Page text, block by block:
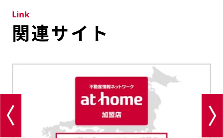
関連サイト
Link